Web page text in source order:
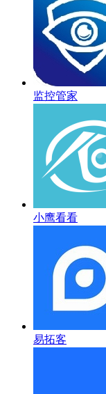
监控管家
小鹰看看
易拓客